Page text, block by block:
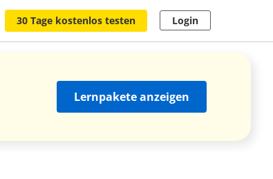
30 Tage kostenlos testen Login
Lernpakete anzeigen